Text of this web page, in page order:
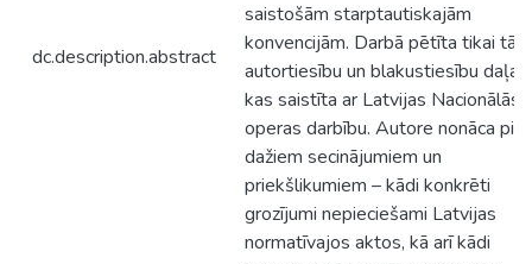
dc.description.abstract
saistošām starptautiskajām
konvencijām. Darbā pētīta tikai tā
autortiesību un blakustiesību daļa,
kas saistīta ar Latvijas Nacionālās
operas darbību. Autore nonāca pie
dažiem secinājumiem un
priekšlikumiem – kādi konkrēti
grozījumi nepieciešami Latvijas
normatīvajos aktos, kā arī kādi